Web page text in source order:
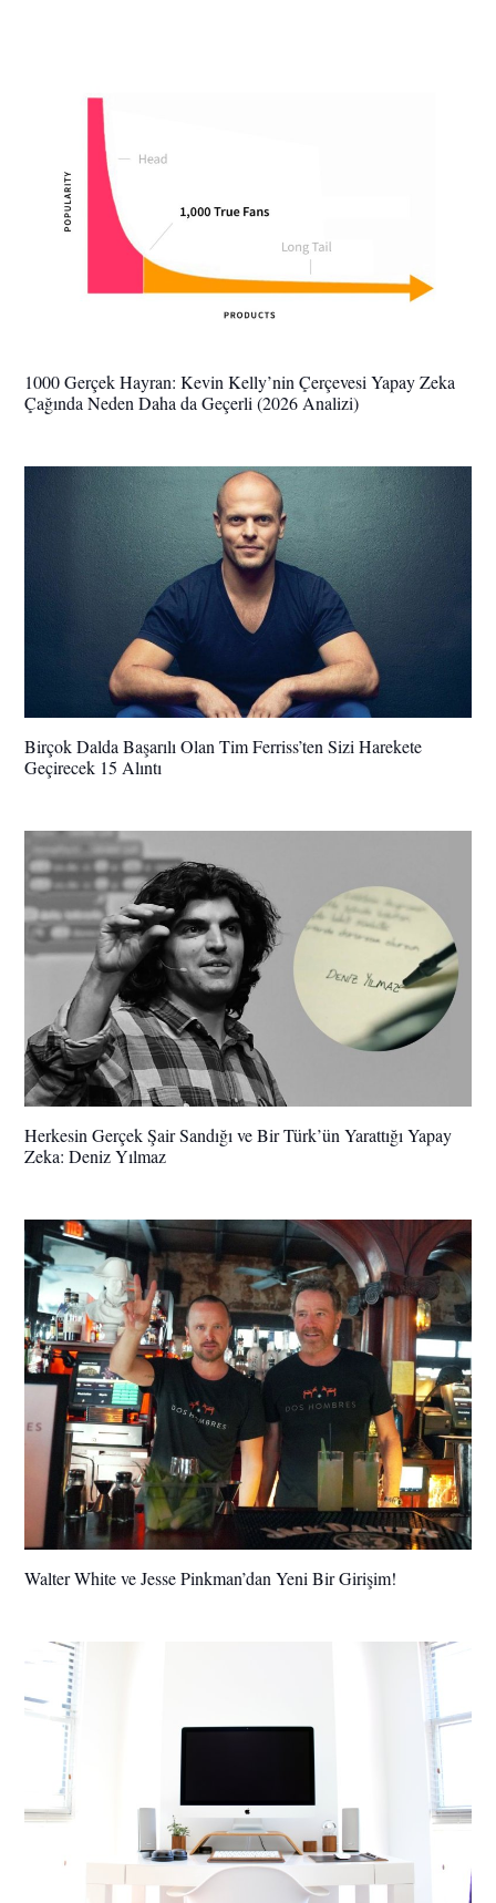
1000 Gerçek Hayran: Kevin Kelly’nin Çerçevesi Yapay Zeka
Çağında Neden Daha da Geçerli (2026 Analizi)
Birçok Dalda Başarılı Olan Tim Ferriss’ten Sizi Harekete
Geçirecek 15 Alıntı
Herkesin Gerçek Şair Sandığı ve Bir Türk’ün Yarattığı Yapay
Zeka: Deniz Yılmaz
Walter White ve Jesse Pinkman’dan Yeni Bir Girişim!